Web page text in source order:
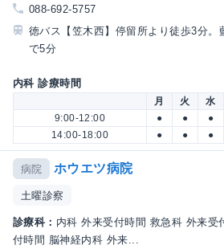
088-692-5757
徳バス【笠木西】停留所より徒歩3分。
で5分
内科 診療時間
月 火 水
9:00-12:00
● ● ●
14:00-18:00
● ● ●
病院 ホウエツ病院
土曜診察
診療科： 内科 外来受付時間 救急科 外来受
付時間 脳神経内科 外来...